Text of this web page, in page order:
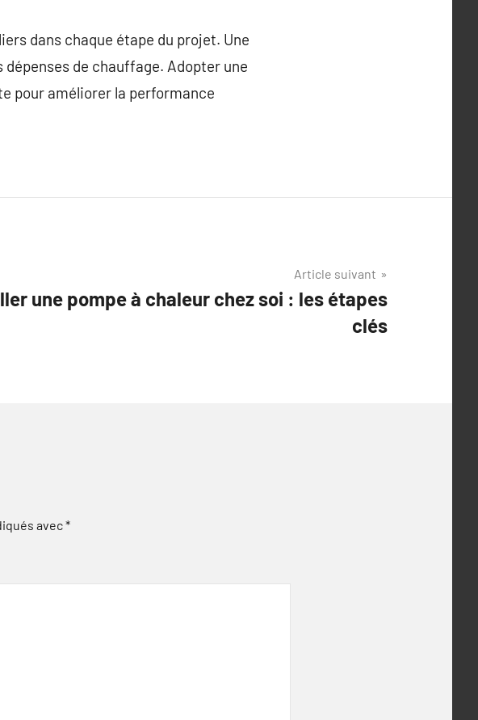
dans chaque étape du projet. Une
de chauffage. Adopter une
pour améliorer la performance
Article suivant
une pompe à chaleur chez soi : les étapes
clés
avec*